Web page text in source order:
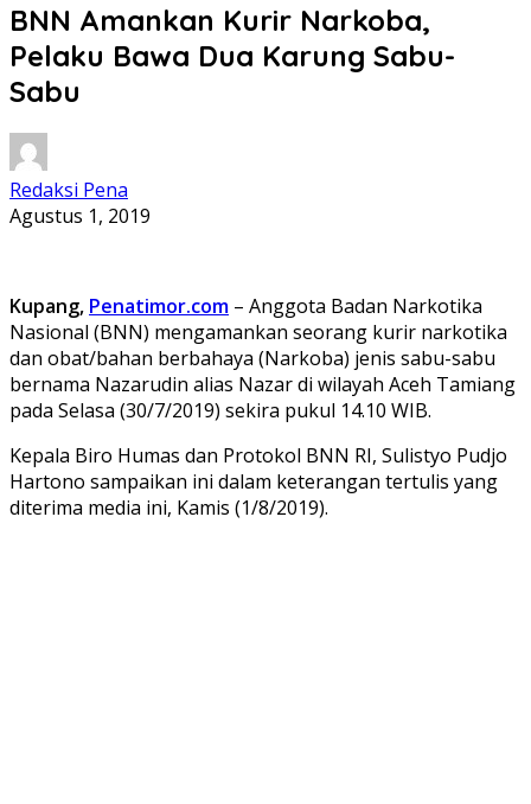
BNN Amankan Kurir Narkoba,
Pelaku Bawa Dua Karung Sabu-
Sabu
Redaksi Pena
Agustus 1, 2019
Kupang, Penatimor.com – Anggota Badan Narkotika
Nasional (BNN) mengamankan seorang kurir narkotika
dan obat/bahan berbahaya (Narkoba) jenis sabu-sabu
bernama Nazarudin alias Nazar di wilayah Aceh Tamiang
pada Selasa (30/7/2019) sekira pukul 14.10 WIB.
Kepala Biro Humas dan Protokol BNN RI, Sulistyo Pudjo
Hartono sampaikan ini dalam keterangan tertulis yang
diterima media ini, Kamis (1/8/2019).